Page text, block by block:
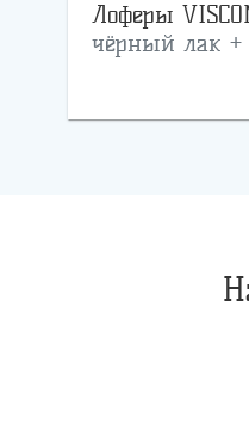
Лоферы
чёрный лак